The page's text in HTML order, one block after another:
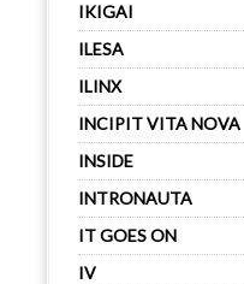
IKIGAI
ILESA
ILINX
INCIPIT VITA NOVA
INSIDE
INTRONAUTA
IT GOES ON
IV